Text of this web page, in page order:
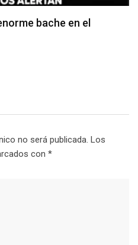
en zonas de
no será publicada. Los
con *